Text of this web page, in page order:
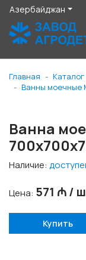
Азербайджан
Главная Каталог
Ванны моечные
Ванна
Наличие:
Цена: 571 ₼ /
Купить